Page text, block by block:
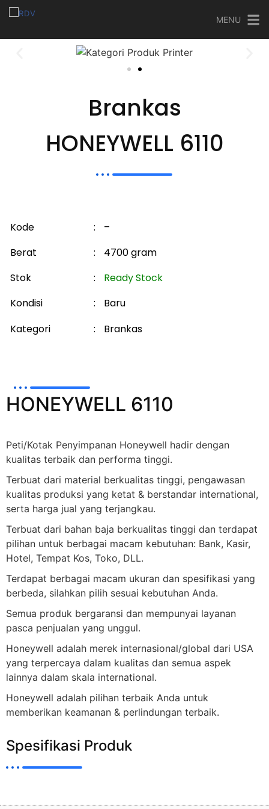
MENU
Brankas
HONEYWELL 6110
Kode :
–
Berat
:
4700 gram
Stok
:
Ready Stock
Kondisi
:
Baru
Kategori
: Brankas
HONEYWELL 6110
Peti/Kotak Penyimpanan Honeywell hadir dengan
kualitas terbaik dan performa tinggi.
Terbuat dari material berkualitas tinggi, pengawasan
kualitas produksi yang ketat & berstandar international,
serta harga jual yang terjangkau.
Terbuat dari bahan baja berkualitas tinggi dan terdapat
pilihan untuk berbagai macam kebutuhan: Bank, Kasir,
Hotel, Tempat Kos, Toko, DLL.
Terdapat berbagai macam ukuran dan spesifikasi yang
berbeda, silahkan pilih sesuai kebutuhan Anda.
Semua produk bergaransi dan mempunyai layanan
pasca penjualan yang unggul.
Honeywell adalah merek internasional/global dari USA
yang terpercaya dalam kualitas dan semua aspek
lainnya dalam skala international.
Honeywell adalah pilihan terbaik Anda untuk
memberikan keamanan & perlindungan terbaik.
Spesifikasi Produk